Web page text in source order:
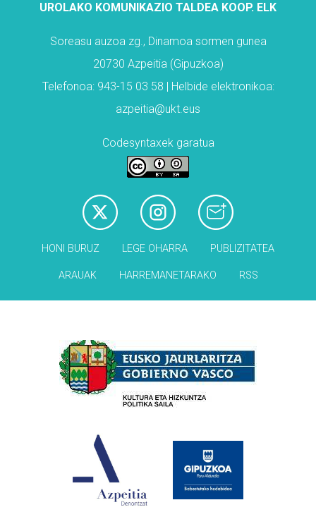
UROLAKO KOMUNIKAZIO TALDEA KOOP. ELK
Soreasu auzoa zg., Dinamoa sormen gunea
20730 Azpeitia (Gipuzkoa)
Telefonoa: 943-15 03 58 | Helbide elektronikoa:
azpeitia@ukt.eus
Codesyntaxek garatua
HONI BURUZ LEGE OHARRA PUBLIZITATEA
ARAUAK HARREMANETARAKO RSS